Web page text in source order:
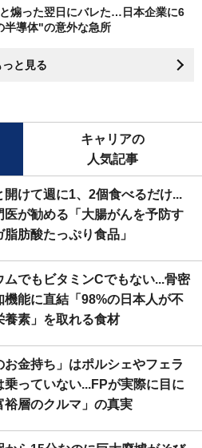
煽った翌日にバレた…日本企業に6
半導体"の意外な急所
っと見る
キャリアの
人気記事
開けて週に1、2個食べるだけ...
医が勧める「大腸がんを予防す
脂肪酸たっぷり食品」
ムでもビタミンCでもない...骨密
機能に直結「98%の日本人が不
養素」を取れる食材
お金持ち」はポルシェやフェラ
乗っていない...FPが実際に目に
裕層のクルマ」の真実